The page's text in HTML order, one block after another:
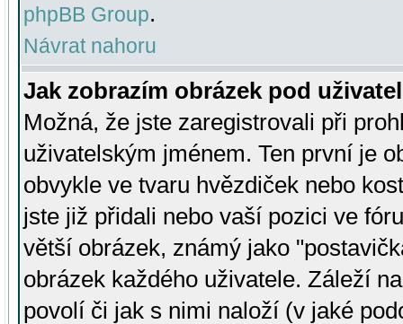
phpBB Group.
Návrat nahoru
Jak zobrazím obrázek pod
Možná, že jste zaregistrovali při
uživatelským jménem. Ten první je
obvykle ve tvaru hvězdiček nebo
jste již přidali nebo vaší pozici ve
větší obrázek, známý jako
obrázek každého uživatele. Záleží
povolí či jak s nimi naloží (v jaké